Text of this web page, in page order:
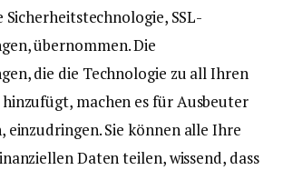
Sicherheitstechnologie, SSL-
übernommen. Die
die die Technologie zu all Ihren
machen es für Ausbeuter
einzudringen. Sie können alle Ihre
Daten teilen, wissend, dass